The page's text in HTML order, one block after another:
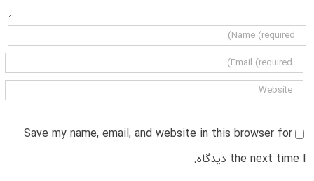
Save my name, email, and website in this browser for
the next time I دیدگاه.